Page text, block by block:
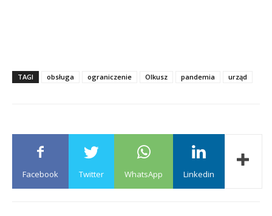
TAGI obsługa ograniczenie Olkusz pandemia urząd
Facebook Twitter WhatsApp Linkedin